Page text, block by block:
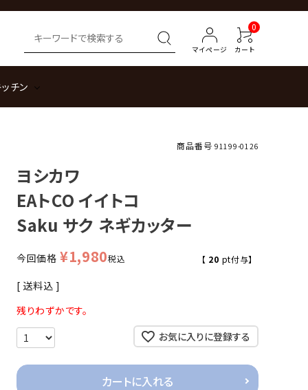
マイページ
0
カート
チン
商品番号 91199-0126
ヨシカワ
EAトCO イイトコ
Saku サク ネギカッター
今回価格 ¥1,980税込 【 20 pt付与】
送料込
残りわずかです。
お気に入りに登録する
カートに入れる